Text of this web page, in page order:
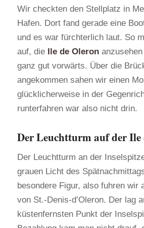
Wir checkten den Stellplatz in
Hafen. Dort fand gerade eine
und es war fürchterlich laut. So
auf, die Ile de Oleronanzusehen
ganz gut vorwärts. Über die
angekommen sahen wir einen
glücklicherweise in der
runterfahren war also nicht drin.
Der Leuchtturm auf der Ile
Der Leuchtturm an der
grauen Licht des
besondere Figur, also fuhren wir
von St.-Denis-d’Oleron. Der lag
küstenfernsten Punkt der